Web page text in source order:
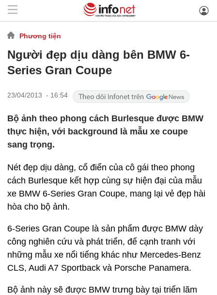
Phương tiện
Người đẹp dịu dàng bên BMW 6-
Series Gran Coupe
23/04/2013 - 16:54
Bộ ảnh theo phong cách Burlesque được BMW
thực hiện, với background là mẫu xe coupe
sang trọng.
Nét đẹp dịu dàng, cổ điển của cô gái theo phong
cách Burlesque kết hợp cùng sự hiện đại của mẫu
xe BMW 6-Series Gran Coupe, mang lại vẻ đẹp hài
hòa cho bộ ảnh.
6-Series Gran Coupe là sản phẩm được BMW dày
công nghiên cứu và phát triển, để cạnh tranh với
những mẫu xe nổi tiếng khác như Mercedes-Benz
CLS, Audi A7 Sportback và Porsche Panamera.
Bộ ảnh này sẽ được BMW trưng bày tại triển lãm